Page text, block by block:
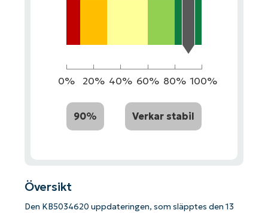
0% 20% 40% 60% 80% 100%
90% Verkar stabil
Översikt
Den KB5034620 uppdateringen, som släpptes den 13